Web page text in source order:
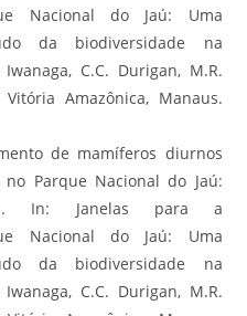
Nacional do Jaú: Uma
da biodiversidade na
C.C. Durigan, M.R.
Amazônica, Manaus.
de mamíferos diurnos
Parque Nacional do Jaú:
In: Janelas para a
Nacional do Jaú: Uma
da biodiversidade na
C.C. Durigan, M.R.